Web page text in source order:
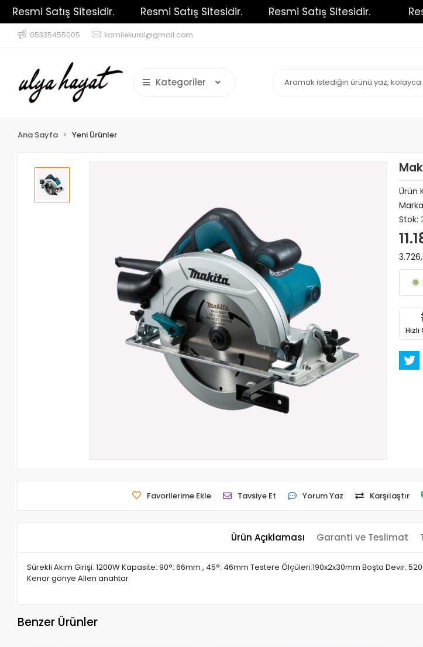
Satış Sitesidir. Resmi Satış Sitesidir. Resmi Satış Sitesidir.
05335455005 kamilekural@gmail.com
Kategoriler
Ana Sayfa Yeni Ürünler
Ürün
Stok:
Favorilerime Ekle Tavsiye Et Yorum Yaz Karşılaştır
Ürün Açıklaması Garanti ve Teslimat
Sürekli Akım Girişi: 1200W Kapasite: 90°: 66mm , 45°: 46mm Testere Ölçüleri:190x2x30mm Boşta Devir:
Kenar gönye Allen anahtar
Benzer Ürünler